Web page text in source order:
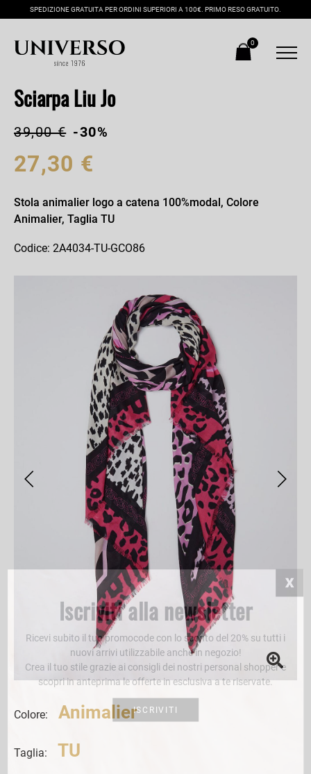
SPEDIZIONE GRATUITA PER ORDINI SUPERIORI A 100€. PRIMO RESO GRATUITO.
0
Sciarpa Liu Jo
39,00 € -30%
27,30 €
Stola animalier logo a catena 100%modal, Colore
Animalier, Taglia TU
Codice: 2A4034-TU-GCO86
Colore: Animalier
Taglia: TU
Iscriviti alla newsletter
Ricevi subito il tuo promocode con lo sconto del 20% su tutti i
nuovi arrivi utilizzabile anche in negozio!
Crea il tuo stile grazie ai consigli dei nostri personal shopper e
scopri in anteprima le offerte in esclusiva a te riservate.
ISCRIVITI